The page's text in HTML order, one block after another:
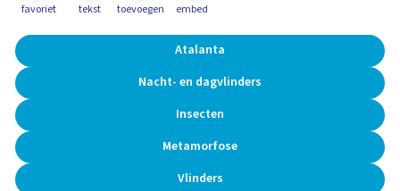
favoriet tekst toevoegen embed
Atalanta
Nacht- en dagvlinders
Insecten
Metamorfose
Vlinders